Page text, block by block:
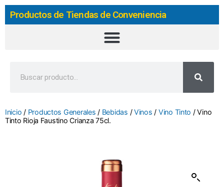
Productos de Tiendas de Conveniencia
Inicio / Productos Generales / Bebidas /Vinos / Vino Tinto / Vino
Tinto Rioja Faustino Crianza 75cl.